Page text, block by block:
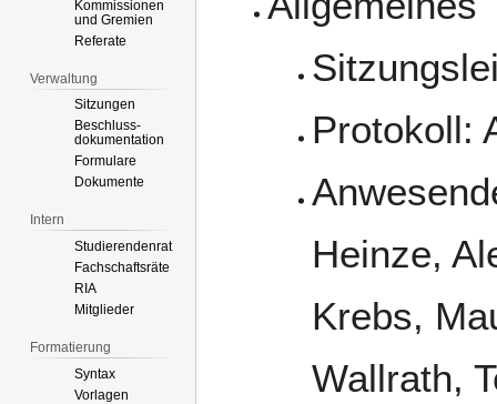
Protokoll:
Heinze,
Krebs,
Wallrath,
Kommissionen
und Gremien
Referate
Verwaltung
Sitzungen
Beschluss-
dokumentation
Formulare
Dokumente
Intern
Studierendenrat
Fachschaftsräte
RIA
Mitglieder
Formatierung
Syntax
Vorlagen